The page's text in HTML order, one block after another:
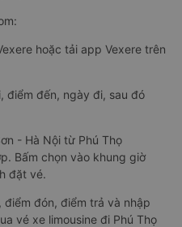
hoặc tải app Vexere trên
điểm đến, ngày đi, sau đó
- Hà Nội từ Phú Thọ
Bấm chọn vào khung giờ
đặt vé.
đón, điểm trả và nhập
vé xe limousine đi Phú Thọ